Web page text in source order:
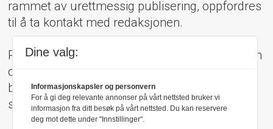
rammet av urettmessig publisering, oppfordres
til å ta kontakt med redaksjonen.
Pressens Faglige Utvalg (PFU) er et klageorgan
oppnevnt av Norsk Presseforbund som
behandler klager mot mediene i presseetiske
spørsmål.
Dine valg:
Informasjonskapsler og personvern
For å gi deg relevante annonser på vårt nettsted bruker vi
informasjon fra ditt besøk på vårt nettsted. Du kan reservere
deg mot dette under "Innstillinger".